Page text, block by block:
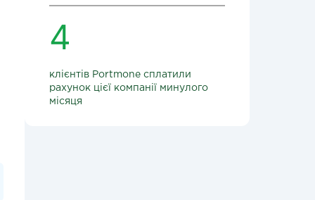
4
клієнтів Portmone сплатили
рахунок цієї компанії минулого
місяця